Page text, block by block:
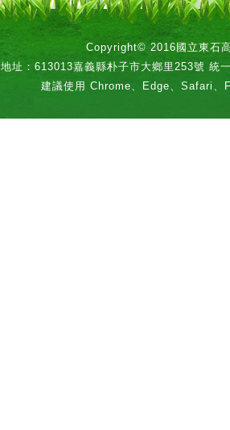
Copyright© 2016國立東石
地址：613013嘉義縣朴子市大鄉里253號 統
建議使用 Chrome、Edge、Safari